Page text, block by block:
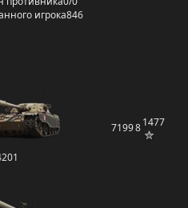
игрока846
719981477